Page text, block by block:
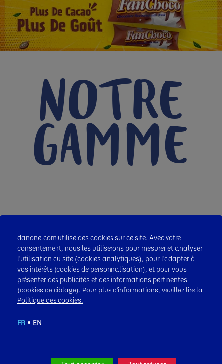
NOTRE
GAMME
FanChoco Sachets
danone.com utilise des cookies sur ce site. Avec votre
consentement, nous les utiliserons pour mesurer et analyser
l'utilisation du site (cookies analytiques), pour l'adapter à
vos intérêts (cookies de personnalisation), et pour vous
présenter des publicités et des informations pertinentes
(cookies de ciblage). Pour plus d'informations, veuillez lire la
Politique des cookies.
FR EN